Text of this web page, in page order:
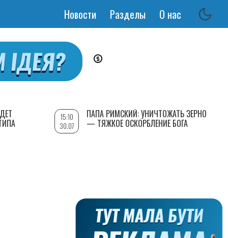
Основная
Новости Разделы О нас
15:10
30.07
ПАПА РИМСКИЙ: УНИЧТОЖАТЬ ЗЕРНО
— ТЯЖКОЕ ОСКОРБЛЕНИЕ БОГА